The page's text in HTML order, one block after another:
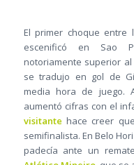
El primer choque entre
escenificó en Sao
notoriamente superior
se tradujo en gol de
media hora de juego.
aumentó cifras con el
visitante hace creer
semifinalista. En Belo
padecía ante un